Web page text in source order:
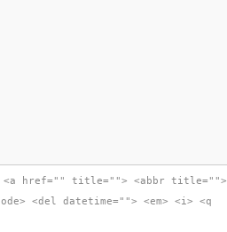
<a href="" title=""> <abbr title="">
<del datetime=""> <em> <i> <q